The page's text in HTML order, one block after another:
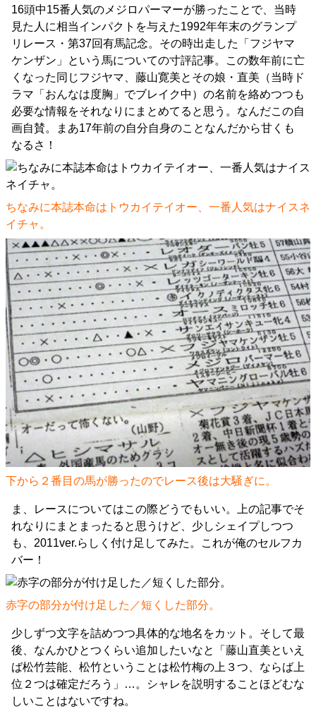
16頭中15番人気のメジロパーマーが勝ったことで、当時
見た人に相当インパクトを与えた1992年年末のグランプ
リレース・第37回有馬記念。その時出走した「フジヤマ
ケンザン」という馬についての寸評記事。この数年前に亡
くなった同じフジヤマ、藤山寛美とその娘・直美（当時ド
ラマ「おんなは度胸」でブレイク中）の名前を絡めつつも
必要な情報をそれなりにまとめてると思う。なんだこの自
画自賛。まあ17年前の自分自身のことなんだから甘くも
なるさ！
ちなみに本誌本命はトウカイテイオー、一番人気はナイスネ
イチャ。
下から２番目の馬が勝ったのでレース後は大騒ぎに。
ま、レースについてはこの際どうでもいい。上の記事でそ
れなりにまとまったると思うけど、少しシェイプしつつ
も、2011ver.らしく付け足してみた。これが俺のセルフカ
バー！
赤字の部分が付け足した／短くした部分。
少しずつ文字を詰めつつ具体的な地名をカット。そして最
後、なんかひとつくらい追加したいなと「藤山直美といえ
ば松竹芸能、松竹ということは松竹梅の上３つ、ならば上
位２つは確定だろう」…。シャレを説明することほどむな
しいことはないですね。